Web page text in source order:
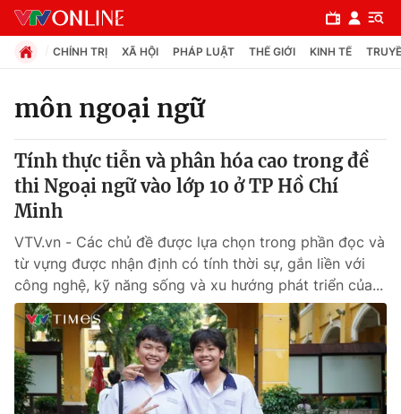
Chuyên mục
Chính trị
Pháp luật
Y tế
Thế giới
CHÍNH TRỊ XÃ HỘI PHÁP LUẬT THẾ GIỚI KINH TẾ
môn ngoại ngữ
Tính thực tiễn và phân hóa cao trong đề
thi Ngoại ngữ vào lớp 10 ở TP Hồ Chí
Minh
VTV.vn - Các chủ đề được lựa chọn trong phần đọc và
từ vựng được nhận định có tính thời sự, gắn liền với
công nghệ, kỹ năng sống và xu hướng phát triển của...